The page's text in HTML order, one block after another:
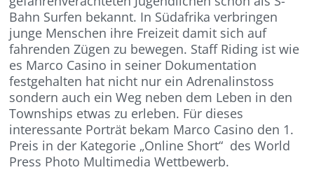
Bahn Surfen bekannt. In Südafrika verbringen
junge Menschen ihre Freizeit damit sich auf
fahrenden Zügen zu bewegen. Staff Riding ist wie
es Marco Casino in seiner Dokumentation
festgehalten hat nicht nur ein Adrenalinstoss
sondern auch ein Weg neben dem Leben in den
Townships etwas zu erleben. Für dieses
interessante Porträt bekam Marco Casino den 1.
Preis in der Kategorie „Online Short“ des World
Press Photo Multimedia Wettbewerb.